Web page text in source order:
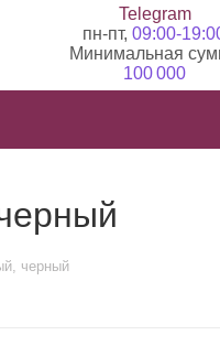
Telegram
пн-пт, 09:00-
Минимальная
100 000
черный